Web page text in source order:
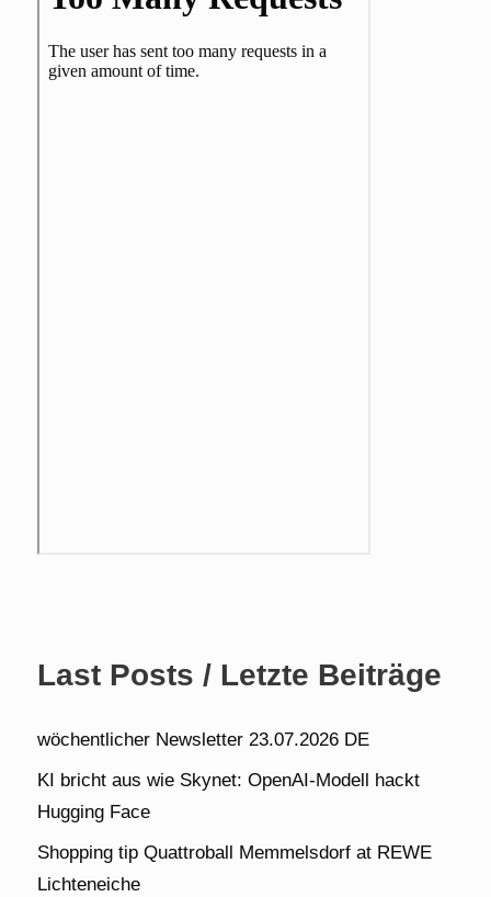
Last Posts / Letzte Beiträge
wöchentlicher Newsletter 23.07.2026 DE
KI bricht aus wie Skynet: OpenAI-Modell hackt
Hugging Face
Shopping tip Quattroball Memmelsdorf at REWE
Lichteneiche